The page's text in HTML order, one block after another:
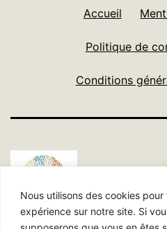
Nous utilisons des cookies
expérience sur notre site. Si
Accueil
Politique de
Conditions